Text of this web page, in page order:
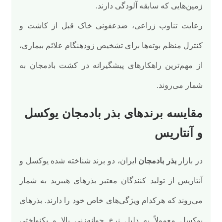
زمین‌هایی که سابقه آلودگی دارند.
رعایت تناوب زراعی، ضدعفونی خاک قبل از کاشت و
کنترل منظم بوته‌ها برای تشخیص زودهنگام علائم بیماری،
از مهم‌ترین راهکارهای پیشگیرانه در کشت بادمجان به
شمار می‌روند.
مقایسه برندهای بذر بادمجان یوکسل
و آنتاریس
در بازاربذر بادمجان ایران، دو برند شناخته‌ شده یوکسل و
آنتاریس از تولید کنندگان معتبر بذرهای هیبرید به شمار
می‌روند که هرکدام ویژگی‌های خاص خود را دارند. بذرهای